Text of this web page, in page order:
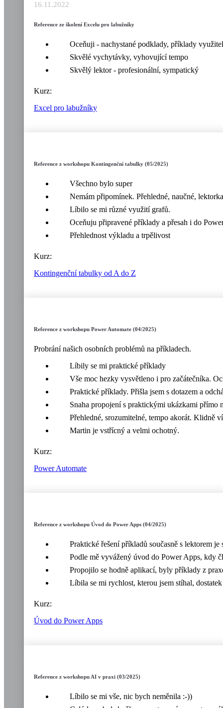
16.11.2022
Reference ze školení Excelu pro labužníky
Oceňuji - nachystané podklady, příklady
Skvělé vychytávky, vyhovující tempo
Skvělý lektor - profesionální, sympatický
Kurz:
Excel pro labužníky
Reference z workshopu Kontingenční tabulky (05/2025)
Všechno bylo super
Nemám připomínek. Přehledné, naučné,
Líbilo se mi různé využití grafů.
Oceňuju připravené příklady a přesah i do
Přehlednost výkladu a trpělivost
Kurz:
Kontingenční tabulky od A do Z
Reference z workshopu Power Automate (04/2025)
Probrání našich osobních problémů na příkladech.
Líbily se mi praktické příklady
Vše moc hezky vysvětleno i pro začátečníka.
Praktické příklady. Přišla jsem s dotazem a
Snaha propojení s praktickými ukázkami přímo
Přehledné, srozumitelné, tempo akorát. Klidně
Martin je vstřícný a velmi ochotný.
Kurz:
Power Automate
Reference z workshopu Úvod do Power Apps (04/2025)
Praktické řešení příkladů současně s lektorem je
Podle mě vyvážený úvod do Power Apps, kdy
Propojilo se hodně aplikací, byly příklady z
Líbila se mi rychlost, kterou jsem stíhal,
Kurz:
Úvod do Power Apps
Reference z workshopu AI v praxi (03/2025)
Líbilo se mi vše, nic bych neměnila :-))